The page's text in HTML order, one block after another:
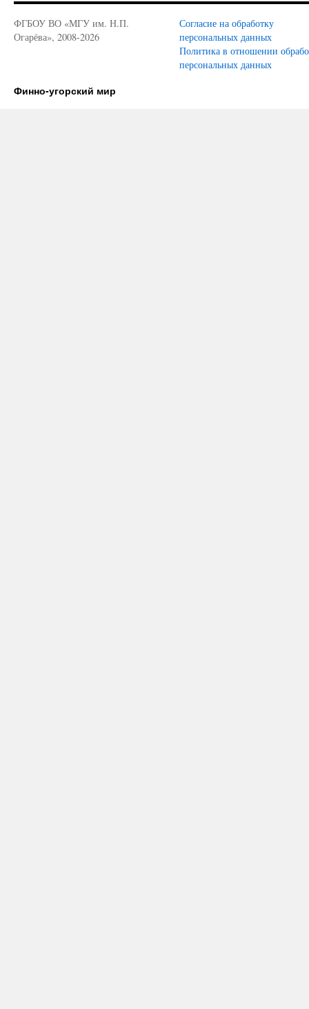
ФГБОУ ВО «МГУ им. Н.П.
Огарёва», 2008-2026
Согласие на обработку
персональных данных
Политика в отношении
персональных данных
Финно-угорский мир